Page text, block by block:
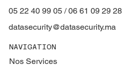
05 22 40 99 05 / 06 61 09 29 28
datasecurity@datasecurity.ma
NAVIGATION
Nos Services